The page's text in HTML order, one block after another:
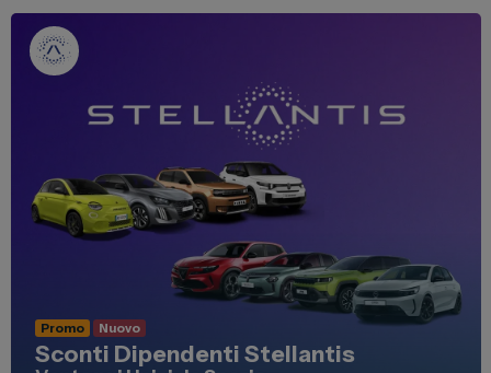
Spazio Campus
Lavora con noi
Servizio Clienti
Telefono Vendita
011 22 51 711
011 22 51 737
Email
spazio@spaziogroup.com
Promo Nuovo
Sconti Dipendenti Stellantis